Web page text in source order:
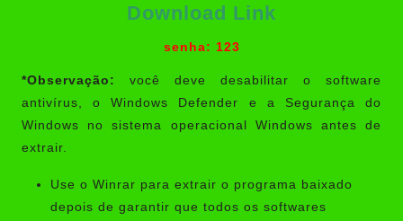
Download Link
senha: 123
*Observação:
você deve desabilitar o software
antivírus, o Windows Defender e a Segurança do
Windows no sistema operacional Windows antes de
extrair.
Use o Winrar para extrair o programa baixado
depois de garantir que todos os softwares